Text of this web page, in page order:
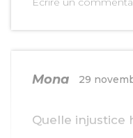
Mona 29
Quelle injustice